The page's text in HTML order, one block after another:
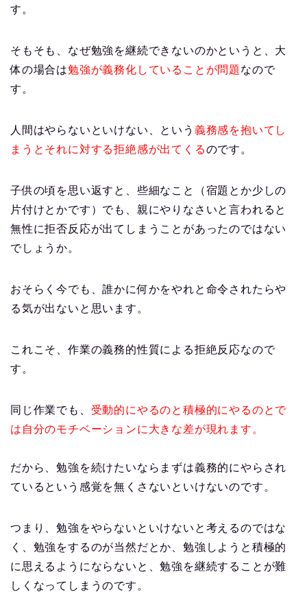
す。
そもそも、なぜ勉強を継続できないのかというと、大
体の場合は勉強が義務化していることが問題 なので
す。
人間はやらないといけない、という 義務感を抱いてし
まうとそれに対する拒絶感が出てくるのです。
子供の頃を思い返すと、些細なこと（宿題とか少しの
片付けとかです）でも、親にやりなさいと言われると
無性に拒否反応が出てしまうことがあったのではない
でしょうか。
おそらく今でも、誰かに何かをやれと命令されたらや
る気が出ないと思います。
これこそ、作業の義務的性質による拒絶反応なので
す。
同じ作業でも、 受動的にやるのと積極的にやるのとで
は自分のモチベーションに大きな差が現れます。
だから、勉強を続けたいならまずは義務的にやらされ
ているという感覚を無くさないといけないのです。
つまり、勉強をやらないといけないと考えるのではな
く、勉強をするのが当然だとか、勉強しようと積極的
に思えるようにならないと、勉強を継続することが難
しくなってしまうのです。